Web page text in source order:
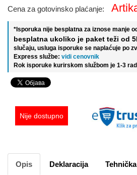
Cena za gotovinsko plaćanje:
*Isporuka nije besplatna za iznose manje
besplatna ukoliko je paket teži od
slučaju, usluga isporuke se naplaćuje po
Express službe: vidi cenovnik
Rok isporuke kurirskom službom je 1-3
Nije dostupno
Opis Deklaracija